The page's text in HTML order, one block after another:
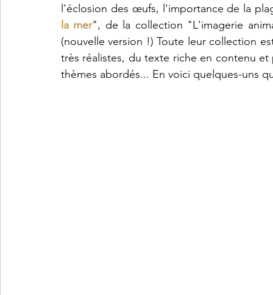
l'éclosion des œufs, l'importance de la
la mer", de la collection "L'imagerie
(nouvelle version !) Toute leur collection
très réalistes, du texte riche en contenu
thèmes abordés... En voici quelques-uns